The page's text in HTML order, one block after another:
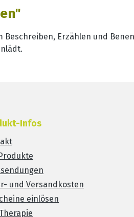
Erzählen und
Infos
und Versandkosten
einlösen